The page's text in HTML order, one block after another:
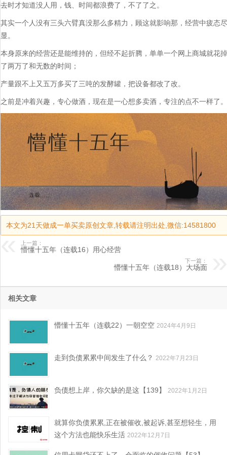
去时才知道没人用，钱、时间都浪费了，不了了之。
其实一个人没有三头六臂真没那么多精力，顾这就影响那，经营中疲态尽
显。
本身原来的经营还是能维持的，但经不起折腾，单单一个网上商城就花掉
了两万了和无数的时间；
产量跟不上又五万多买了三吨的发酵罐，把设备都改了改。
之前是冲着兴趣，专心做酒，现在是一心想多卖酒，专注的点不一样了。
本文为21天做成一单买卖原创文章,转载请注明出处,微信:14581800
上一篇：
懵懂十五年（连载16）用心经营
下一篇：
懵懂十五年（连载18）大场面
相关文章
懵懂十五年（连载22）一朝空空 2024年4月9日
走到负债累累中间发生了什么？ 2022年7月23日
负债想上岸，你欠缺的是这【139】 2022年1月2日
就算你负债累累,正在被催收,被起诉,甚至想轻生，用
这个方法也能快乐生活 2022年12月7日